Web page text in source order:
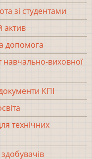
зі студентами
актив
допомога
виховної
КПІ
технічних